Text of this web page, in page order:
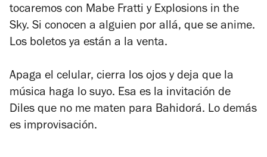
tocaremos con Mabe Fratti y Explosions in the
Sky. Si conocen a alguien por allá, que se anime.
Los boletos ya están a la venta.
Apaga el celular, cierra los ojos y deja que la
música haga lo suyo. Esa es la invitación de
Diles que no me maten para Bahidorá. Lo demás
es improvisación.